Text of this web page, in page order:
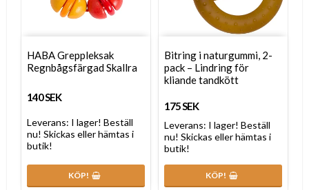
HABA Greppleksak
Regnbågsfärgad Skallra
140 SEK
Leverans: I lager! Beställ
nu! Skickas eller hämtas i
butik!
KÖP!
Bitring i naturgummi, 2-
pack – Lindring för
kliande tandkött
175 SEK
Leverans: I lager! Beställ
nu! Skickas eller hämtas i
butik!
KÖP!